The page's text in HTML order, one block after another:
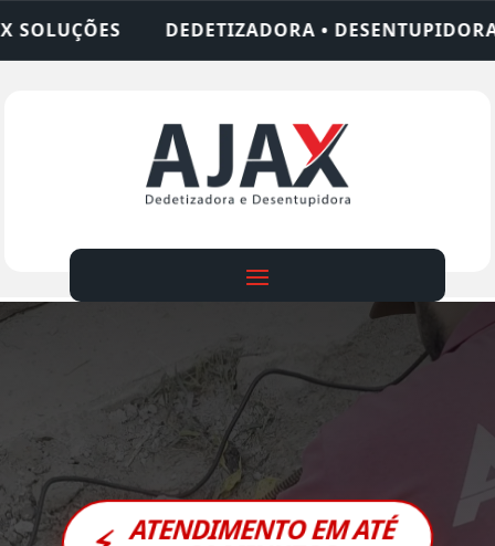
• DESENTUPIDORA • LIMPEZA DE FOSSA
ATENDIMENTO EM ATÉ